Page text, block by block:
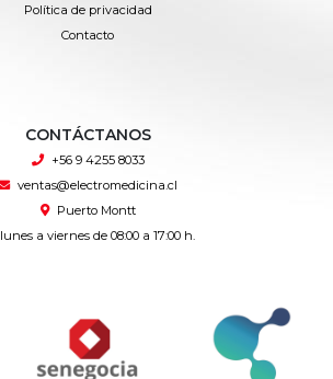
Política de privacidad
Contacto
CONTÁCTANOS
+56 9 4255 8033
ventas@electromedicina.cl
Puerto Montt
lunes a viernes de 08:00 a 17:00 h.